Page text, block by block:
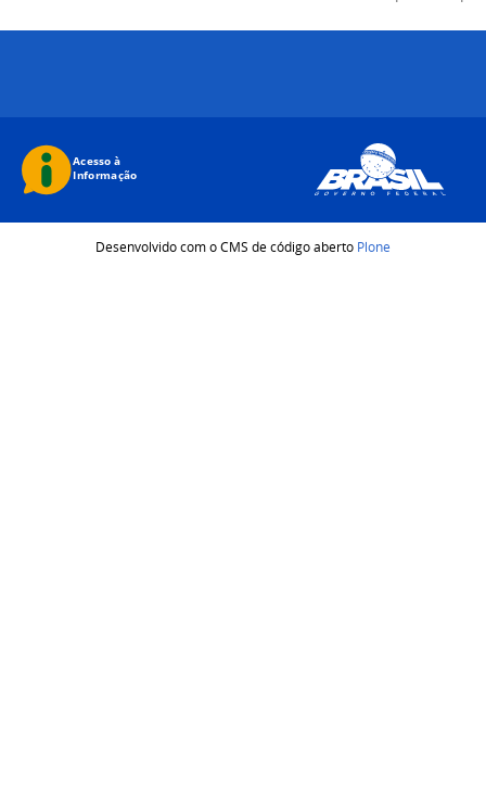
Desenvolvido com o CMS de código aberto Plone